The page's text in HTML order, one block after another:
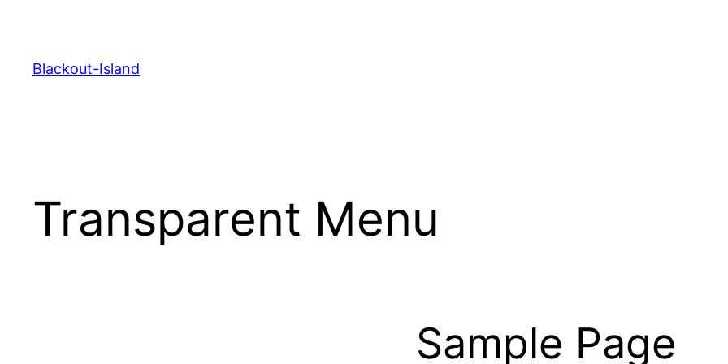
springen
Blackout-Island
Transparent Menu
Sample Page